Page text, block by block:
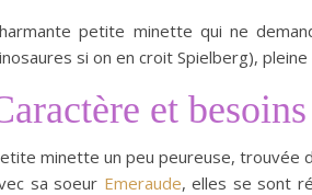
petite minette qui ne
si on en croit Spielberg),
et besoins
minette un peu peureuse, trouvée
sa soeur Emeraude, elles se sont